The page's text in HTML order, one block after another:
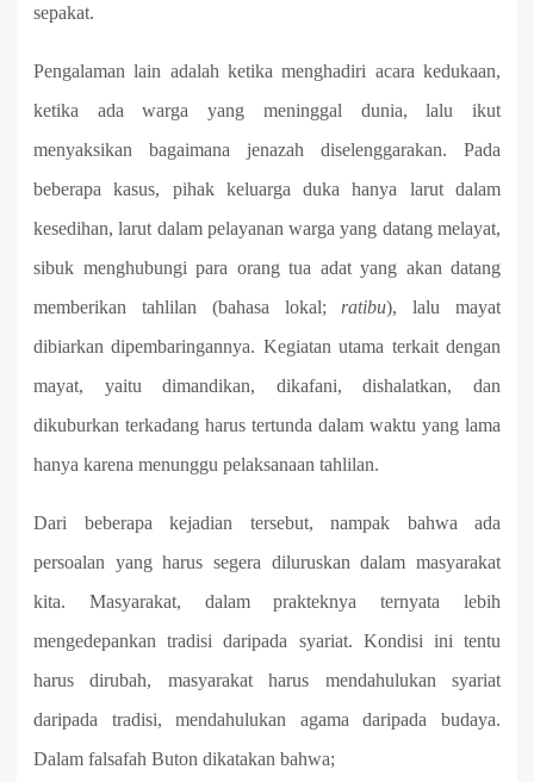
sepakat.
Pengalaman lain adalah ketika menghadiri acara kedukaan,
ketika ada warga yang meninggal dunia, lalu ikut
menyaksikan bagaimana jenazah diselenggarakan. Pada
beberapa kasus, pihak keluarga duka hanya larut dalam
kesedihan, larut dalam pelayanan warga yang datang melayat,
sibuk menghubungi para orang tua adat yang akan datang
memberikan tahlilan (bahasa lokal; ratibu), lalu mayat
dibiarkan dipembaringannya. Kegiatan utama terkait dengan
mayat, yaitu dimandikan, dikafani, dishalatkan, dan
dikuburkan terkadang harus tertunda dalam waktu yang lama
hanya karena menunggu pelaksanaan tahlilan.
Dari beberapa kejadian tersebut, nampak bahwa ada
persoalan yang harus segera diluruskan dalam masyarakat
kita. Masyarakat, dalam prakteknya ternyata lebih
mengedepankan tradisi daripada syariat. Kondisi ini tentu
harus dirubah, masyarakat harus mendahulukan syariat
daripada tradisi, mendahulukan agama daripada budaya.
Dalam falsafah Buton dikatakan bahwa;